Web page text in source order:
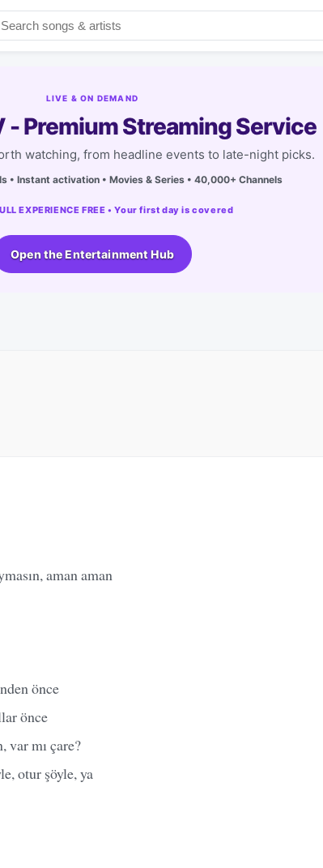
LIVE & ON DEMAND
- Premium Streaming Service
watching, from headline events to late-night picks.
• Instant activation • Movies & Series • 40,000+ Channels
EXPERIENCE FREE • Your first day is covered
Open the Entertainment Hub
aman aman
önce
önce
var mı çare?
otur şöyle, ya